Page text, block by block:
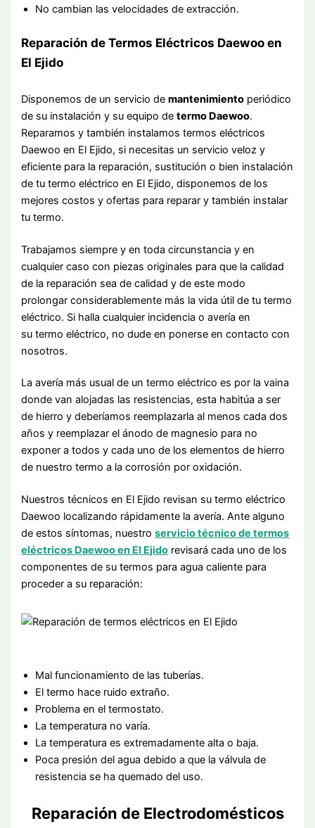
No cambian las velocidades de extracción.
Reparación de Termos Eléctricos Daewoo en
El Ejido
Disponemos de un servicio demantenimiento periódico
de su instalación y su equipo determo Daewoo.
Reparamos y también instalamos termos eléctricos
Daewoo en El Ejido, si necesitas un servicio veloz y
eficiente para la reparación, sustitución o bien instalación
de tu termo eléctrico en El Ejido, disponemos de los
mejores costos y ofertas para reparar y también instalar
tu termo.
Trabajamos siempre y en toda circunstancia y en
cualquier caso con piezas originales para que la calidad
de la reparación sea de calidad y de este modo
prolongar considerablemente más la vida útil de tu termo
eléctrico. Si halla cualquier incidencia o avería en
su termo eléctrico, no dude en ponerse en contacto con
nosotros.
La avería más usual de un termo eléctrico es por la vaina
donde van alojadas las resistencias, esta habitúa a ser
de hierro y deberíamos reemplazarla al menos cada dos
años y reemplazar el ánodo de magnesio para no
exponer a todos y cada uno de los elementos de hierro
de nuestro termo a la corrosión por oxidación.
Nuestros técnicos en El Ejido revisan su termo eléctrico
Daewoo localizando rápidamente la avería. Ante alguno
de estos síntomas, nuestroservicio técnico de termos
eléctricos Daewoo en El Ejido revisará cada uno de los
componentes de su termos para agua caliente para
proceder a su reparación:
Mal funcionamiento de las tuberías.
El termo hace ruido extraño.
Problema en el termostato.
La temperatura no varía.
La temperatura es extremadamente alta o baja.
Poca presión del agua debido a que la válvula de
resistencia se ha quemado del uso.
Reparación de Electrodomésticos